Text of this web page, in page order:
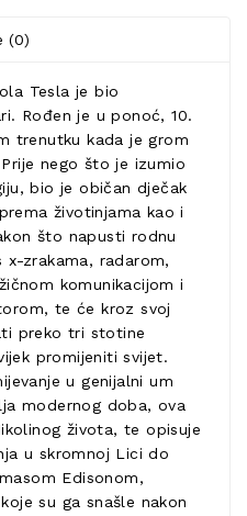
(0)
Tesla je bio
Rođen je u ponoć, 10.
trenutku kada je grom
nego što je izumio
bio je običan dječak
životinjama kao i
što napusti rodnu
zrakama, radarom,
komunikacijom i
te će kroz svoj
preko tri stotine
promijeniti svijet.
u genijalni um
modernog doba, ova
života, te opisuje
u skromnoj Lici do
Edisonom,
su ga snašle nakon